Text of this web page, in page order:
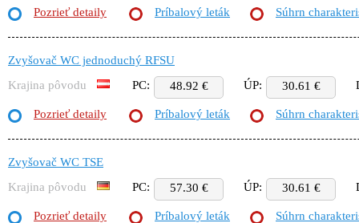
Pozrieť detaily Príbalový leták Súhrn
Zvyšovač WC jednoduchý RFSU
Krajina pôvodu
PC: 48.92 € ÚP: 30.61 €
Pozrieť detaily Príbalový leták Súhrn
Zvyšovač WC TSE
Krajina pôvodu
PC: 57.30 € ÚP: 30.61 €
Pozrieť detaily Príbalový leták Súhrn